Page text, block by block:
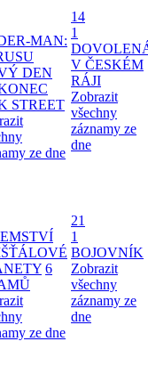
MAN:
DEN
STREET
ze dne
14
1
V ČESKÉM
RÁJI
Zobrazit
všechny
záznamy ze
dne
6
ze dne
21
1
BOJOVNÍK
Zobrazit
všechny
záznamy ze
dne